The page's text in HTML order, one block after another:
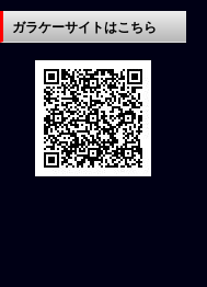
ガラケーサイトはこちら